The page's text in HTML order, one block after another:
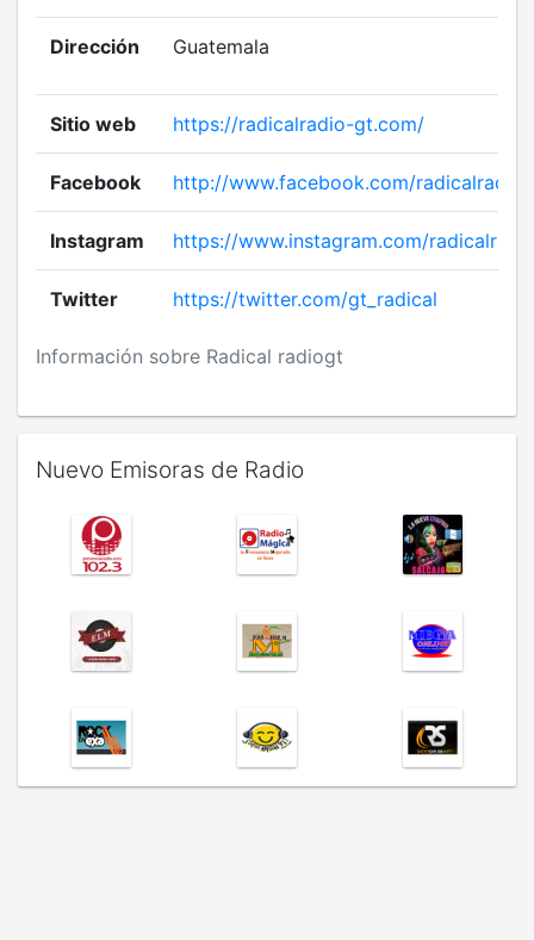
Información sobre Radical radiogt
Dirección Guatemala
Sitio web https://radicalradio-gt.com/
Facebook http://www.facebook.com/
Instagram https://www.instagram.com/
Twitter https://twitter.com/gt_radical
Nuevo Emisoras de Radio